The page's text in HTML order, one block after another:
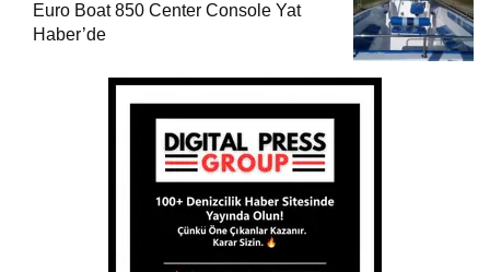
Euro Boat 850 Center Console Yat
Haber’de